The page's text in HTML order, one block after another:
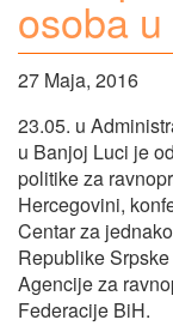
osoba
27 Maja, 2016
23.05. u
u Banjoj Luci je
politike za
Hercegovini,
Centar za
Republike
Agencije za
Federacije BiH.